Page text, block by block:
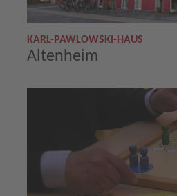
KARL-PAWLOWSKI-HAUS
Altenheim